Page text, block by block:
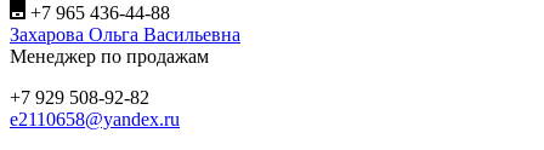
+7 965 436-44-88
Захарова Ольга Васильевна
Менеджер по продажам
+7 929 508-92-82
e2110658@yandex.ru